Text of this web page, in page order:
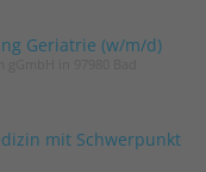
Geriatrie (w/m/d)
mit Schwerpunkt